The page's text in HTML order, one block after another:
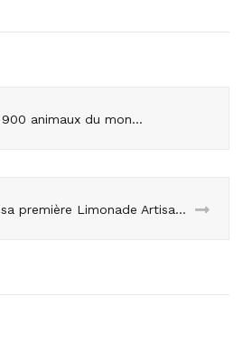
À la rencontre de 900 animaux du monde entier au zoo d’Amiens Métropole
Kiva lance sa première Limonade Artisanale et Bio